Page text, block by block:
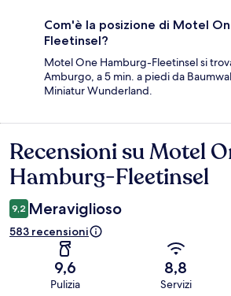
Com'è la posizione di Motel
Fleetinsel?
Motel One Hamburg-Fleetinsel si
Amburgo, a 5 min. a piedi da
Miniatur Wunderland.
Recensioni
Recensioni su Motel
Hamburg-Fleetinsel
9,2 Meraviglioso
583 recensioni
9,6
Pulizia
8,8
Servizi